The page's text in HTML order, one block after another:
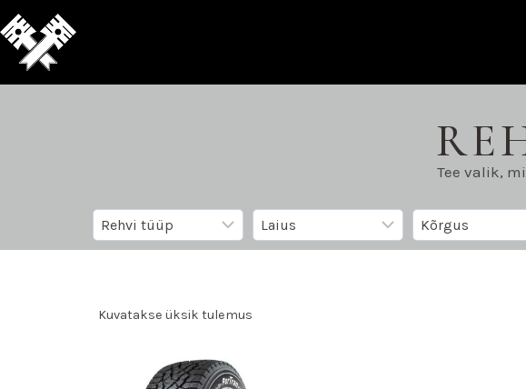
Tee valik,
Kuvatakse üksik tulemus